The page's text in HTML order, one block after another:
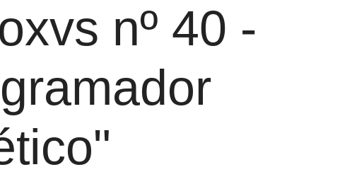
nº 40 -